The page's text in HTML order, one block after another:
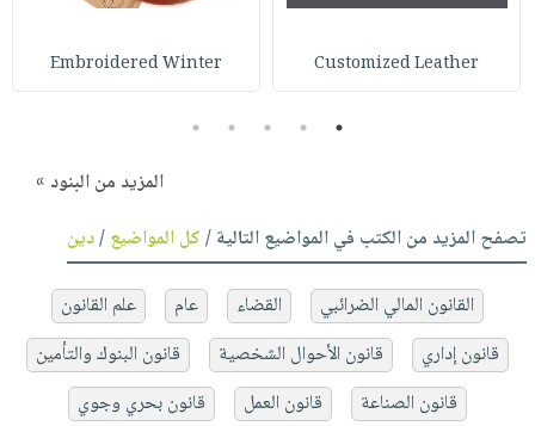
Customized Leather
Embroidered Winter
1
2
3
4
5
المزيد من البنود »
تصفح المزيد من الكتب في المواضيع التالية /كل المواضيع/دين
القانون المالي الضرائبي القضاء عام
علم القانون
قانون إداري
قانون الأحوال الشخصية
قانون البنوك والتأمين
قانون الصناعة
قانون العمل
قانون بحري وجوي